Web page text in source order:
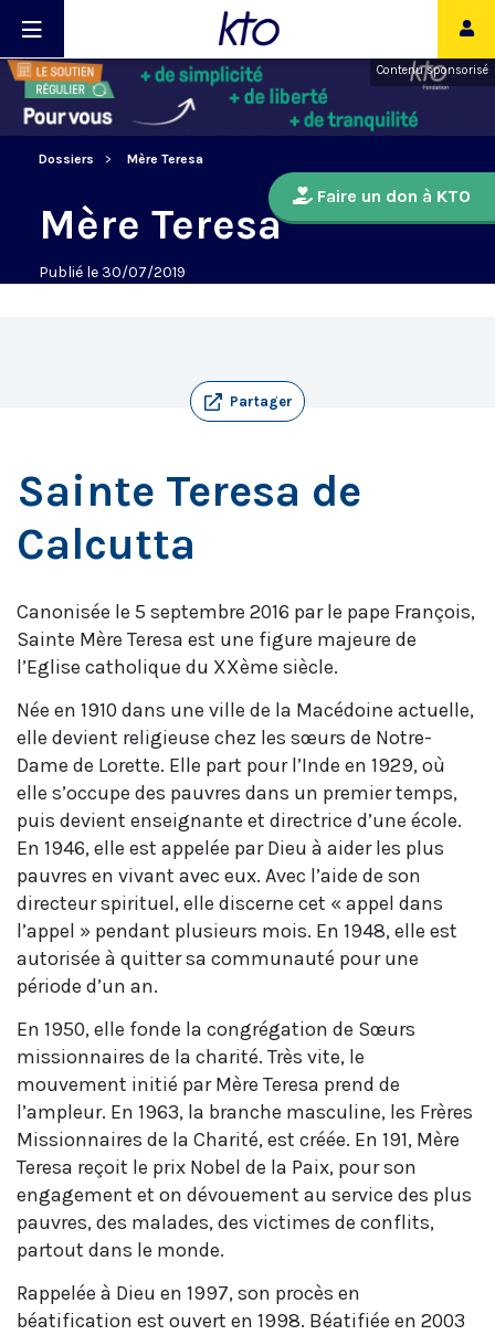
Contenu sponsorisé
Dossiers Mère Teresa
Faire un don à KTO
Mère Teresa
Publié le 30/07/2019
Partager
Sainte Teresa de
Calcutta
Canonisée le 5 septembre 2016 par le pape François,
Sainte Mère Teresa est une figure majeure de
l’Eglise catholique du XXème siècle.
Née en 1910 dans une ville de la Macédoine actuelle,
elle devient religieuse chez les sœurs de Notre-
Dame de Lorette. Elle part pour l’Inde en 1929, où
elle s’occupe des pauvres dans un premier temps,
puis devient enseignante et directrice d’une école.
En 1946, elle est appelée par Dieu à aider les plus
pauvres en vivant avec eux. Avec l’aide de son
directeur spirituel, elle discerne cet « appel dans
l’appel » pendant plusieurs mois. En 1948, elle est
autorisée à quitter sa communauté pour une
période d’un an.
En 1950, elle fonde la congrégation de Sœurs
missionnaires de la charité. Très vite, le
mouvement initié par Mère Teresa prend de
l’ampleur. En 1963, la branche masculine, les Frères
Missionnaires de la Charité, est créée. En 191, Mère
Teresa reçoit le prix Nobel de la Paix, pour son
engagement et on dévouement au service des plus
pauvres, des malades, des victimes de conflits,
partout dans le monde.
Rappelée à Dieu en 1997, son procès en
béatification est ouvert en 1998. Béatifiée en 2003